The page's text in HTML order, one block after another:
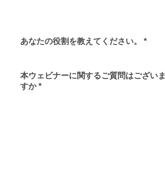
あなたの役割を教えてください。 *
本ウェビナーに関するご質問はございま
すか *